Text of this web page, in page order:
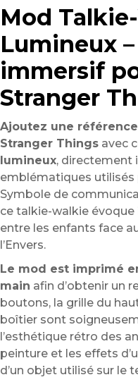
Mod
Lumineux
immersif
Stranger
Ajoutez une
Stranger Things avec
lumineux, directement
emblématiques utilisés
Symbole de
ce talkie-walkie
entre les enfants face
l’Envers.
Le mod est imprimé
main afin d’obtenir un
boutons, la grille du
boîtier sont
l’esthétique rétro des
peinture et les effets
d’un objet utilisé sur le